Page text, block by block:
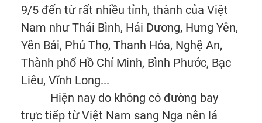
9/5 đến từ rất nhiều tỉnh, thành của Việt
Nam như Thái Bình, Hải Dương, Hưng Yên,
Yên Bái, Phú Thọ, Thanh Hóa, Nghệ An,
Thành phố Hồ Chí Minh, Bình Phước, Bạc
Liêu, Vĩnh Long...
Hiện nay do không có đường bay
trực tiếp từ Việt Nam sang Nga nên lá